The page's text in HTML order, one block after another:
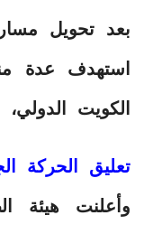
بعد تحويل
استهدف عدة
الكويت
‏تعليق الحركة
‏وأعلنت هيئة